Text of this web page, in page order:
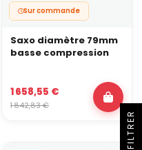
Sur commande
Saxo diamètre 79mm
basse compression
1 658,55 €
1 842,83 €
R